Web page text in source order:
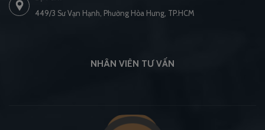
449/3 Sư Vạn Hạnh, Phường Hòa Hưng, TP.HCM
NHÂN VIÊN TƯ VẤN